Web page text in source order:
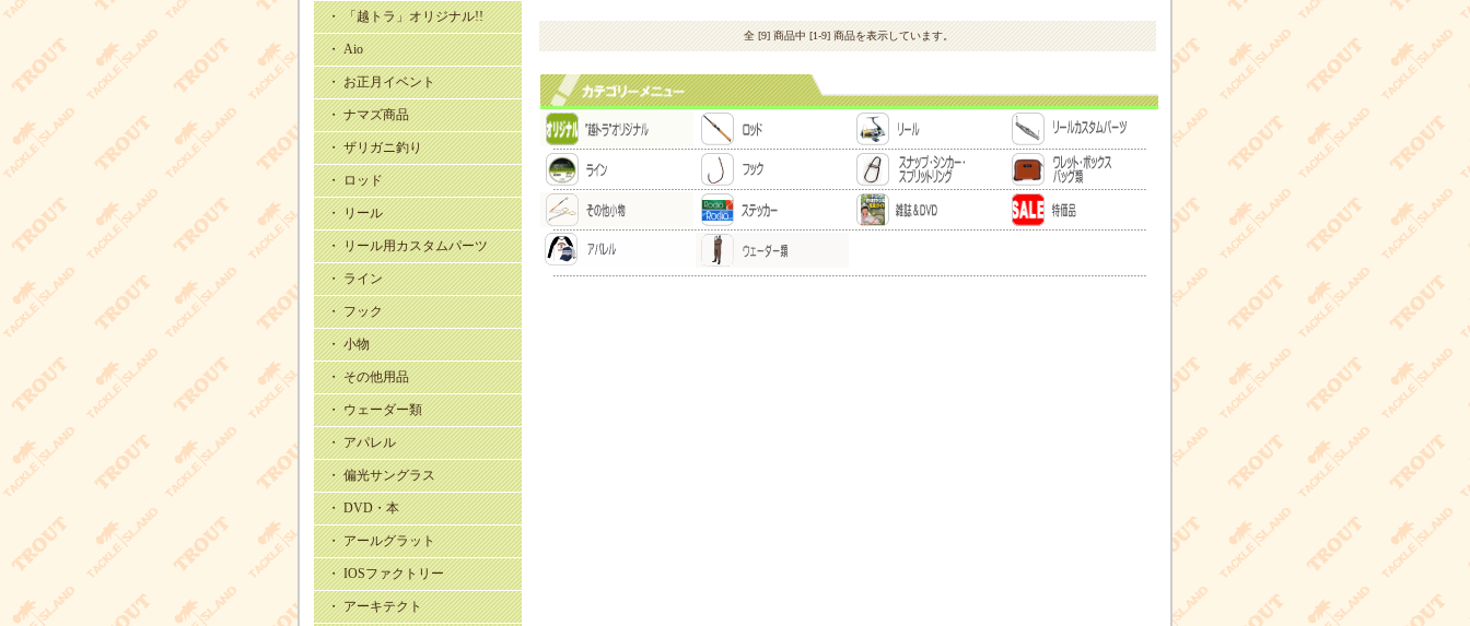
・ 「越トラ」オリジナル!!
・ Aio
・ お正月イベント
・ ナマズ商品
・ ザリガニ釣り
・ ロッド
・ リール
・ リール用カスタムパーツ
・ ライン
・ フック
・ 小物
・ その他用品
・ ウェーダー類
・ アパレル
・ 偏光サングラス
・ DVD・本
・ アールグラット
・ IOSファクトリー
・ アーキテクト
全 [9] 商品中 [1-9] 商品を表示しています。